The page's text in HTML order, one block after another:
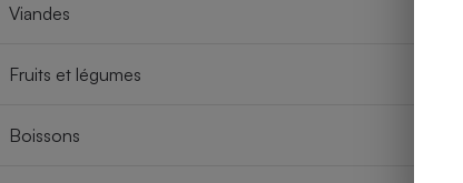
Viandes
Fruits et légumes
Boissons